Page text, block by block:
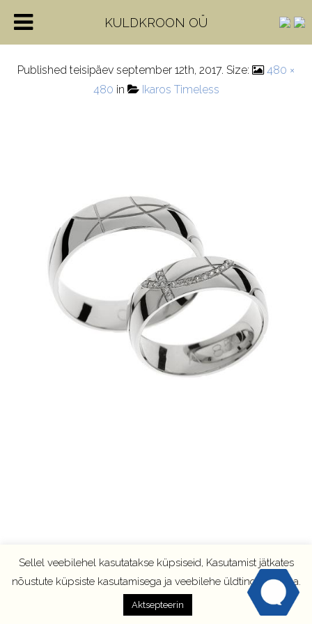
a850
Published teisipäev september 12th, 2017. Size:
480 ×
480 in Ikaros Timeless
Sellel veebilehel kasutatakse küpsiseid, Kasutamist jätkates
nõustute küpsiste kasutamisega ja veebilehe üldtingimustega.
Aktsepteerin
KULDKROON OÜ